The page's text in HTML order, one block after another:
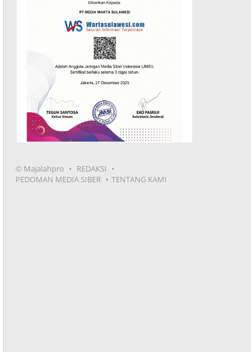
© Majalahpro
REDAKSI
PEDOMAN MEDIA SIBER
TENTANG KAMI